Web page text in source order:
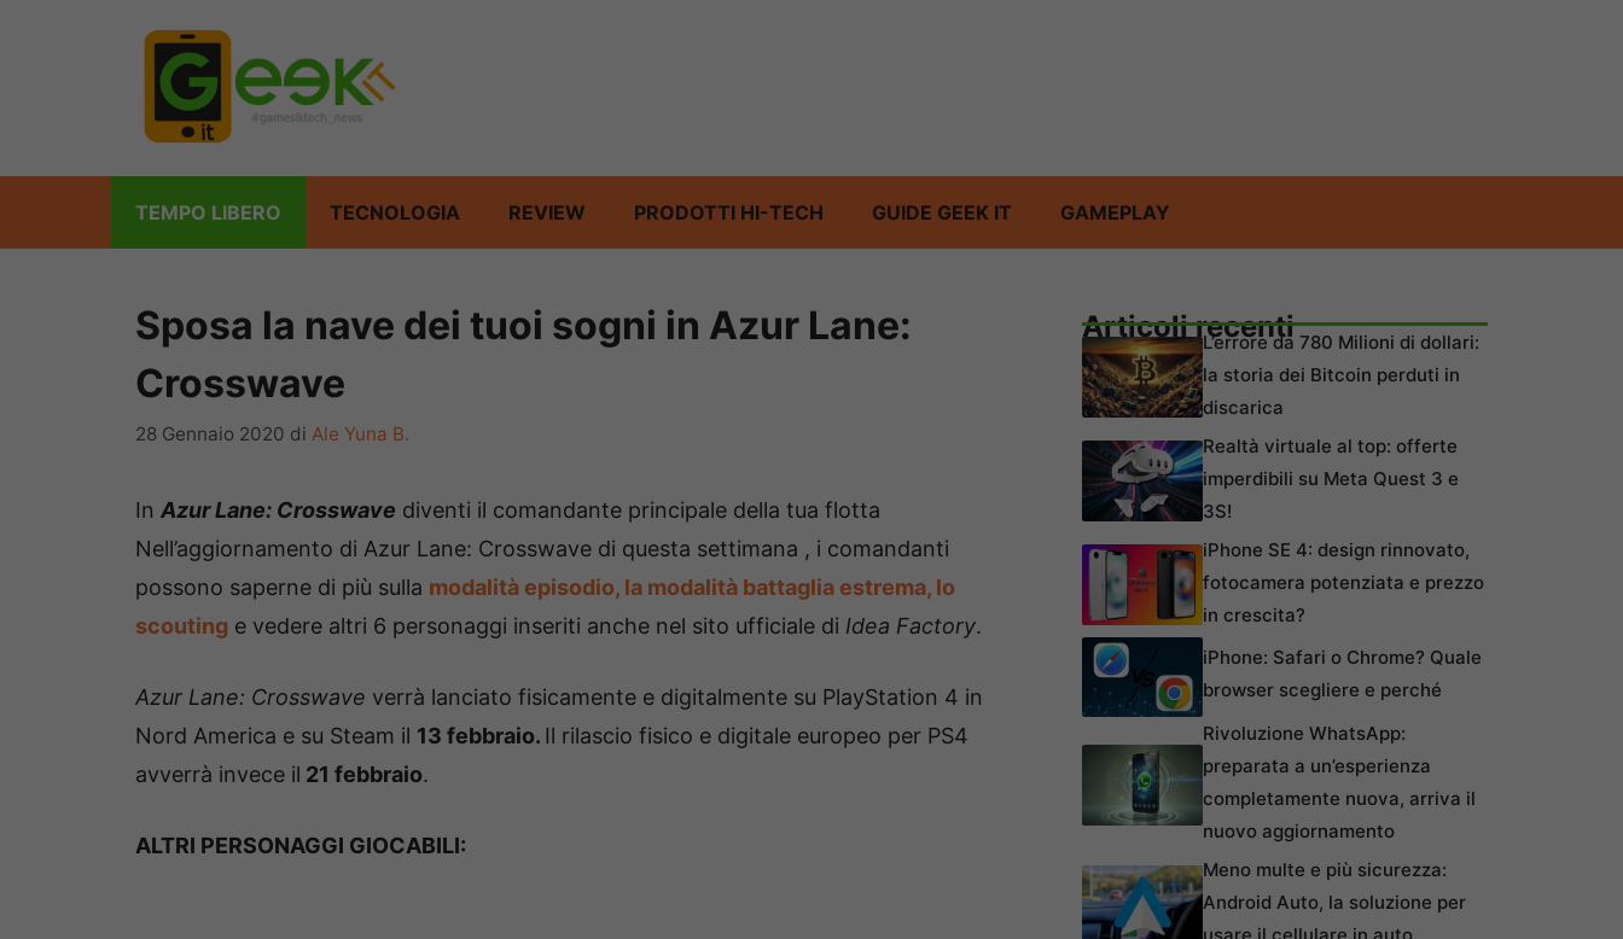
TEMPO LIBERO TECNOLOGIA REVIEW PRODOTTI HI-TECH GUIDE GEEK IT GAMEPLAY
Sposa la nave dei tuoi sogni in Azur Lane:
Crosswave
28 Gennaio 2020 di Ale Yuna B.
In Azur Lane: Crosswave diventi il comandante principale della tua flotta
Nell’aggiornamento di Azur Lane: Crosswave di questa settimana , i comandanti
possono saperne di più sulla modalità episodio, la modalità battaglia estrema, lo
scouting e vedere altri 6 personaggi inseriti anche nel sito ufficiale di Idea Factory.
Azur Lane: Crosswave verrà lanciato fisicamente e digitalmente su PlayStation 4 in
Nord America e su Steam il 13 febbraio. Il rilascio fisico e digitale europeo per PS4
avverrà invece il 21 febbraio.
ALTRI PERSONAGGI GIOCABILI:
Articoli recentiL’errore da 780 Milioni di dollari:
la storia dei Bitcoin perduti in
discarica
Realtà virtuale al top: offerte
imperdibili su Meta Quest 3 e
3S!
iPhone SE 4: design rinnovato,
fotocamera potenziata e prezzo
in crescita?
iPhone: Safari o Chrome? Quale
browser scegliere e perché
Rivoluzione WhatsApp:
preparata a un’esperienza
completamente nuova, arriva il
nuovo aggiornamento
Meno multe e più sicurezza:
Android Auto, la soluzione per